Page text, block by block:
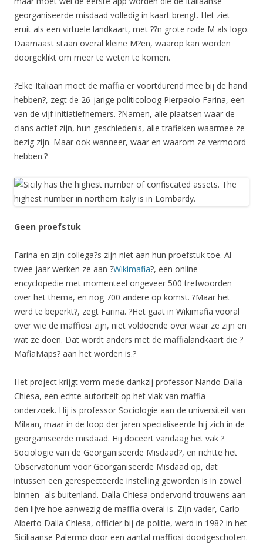
georganiseerde misdaad volledig in kaart brengt. Het ziet
eruit als een virtuele landkaart, met ??n grote rode M als logo.
Daarnaast staan overal kleine M?en, waarop kan worden
doorgeklikt om meer te weten te komen.
?Elke Italiaan moet de maffia er voortdurend mee bij de hand
hebben?, zegt de 26-jarige politicoloog Pierpaolo Farina, een
van de vijf initiatiefnemers. ?Namen, alle plaatsen waar de
clans actief zijn, hun geschiedenis, alle trafieken waarmee ze
bezig zijn. Maar ook wanneer, waar en waarom ze vermoord
hebben.?
Geen proefstuk
Farina en zijn collega?s zijn niet aan hun proefstuk toe. Al
twee jaar werken ze aan ?Wikimafia?, een online
encyclopedie met momenteel ongeveer 500 trefwoorden
over het thema, en nog 700 andere op komst. ?Maar het
werd te beperkt?, zegt Farina. ?Het gaat in Wikimafia vooral
over wie de maffiosi zijn, niet voldoende over waar ze zijn en
wat ze doen. Dat wordt anders met de maffialandkaart die ?
MafiaMaps? aan het worden is.?
Het project krijgt vorm mede dankzij professor Nando Dalla
Chiesa, een echte autoriteit op het vlak van maffia-
onderzoek. Hij is professor Sociologie aan de universiteit van
Milaan, maar in de loop der jaren specialiseerde hij zich in de
georganiseerde misdaad. Hij doceert vandaag het vak ?
Sociologie van de Georganiseerde Misdaad?, en richtte het
Observatorium voor Georganiseerde Misdaad op, dat
intussen een gerespecteerde instelling geworden is in zowel
binnen- als buitenland. Dalla Chiesa ondervond trouwens aan
den lijve hoe aanwezig de maffia overal is. Zijn vader, Carlo
Alberto Dalla Chiesa, officier bij de politie, werd in 1982 in het
Siciliaanse Palermo door een aantal maffiosi doodgeschoten.